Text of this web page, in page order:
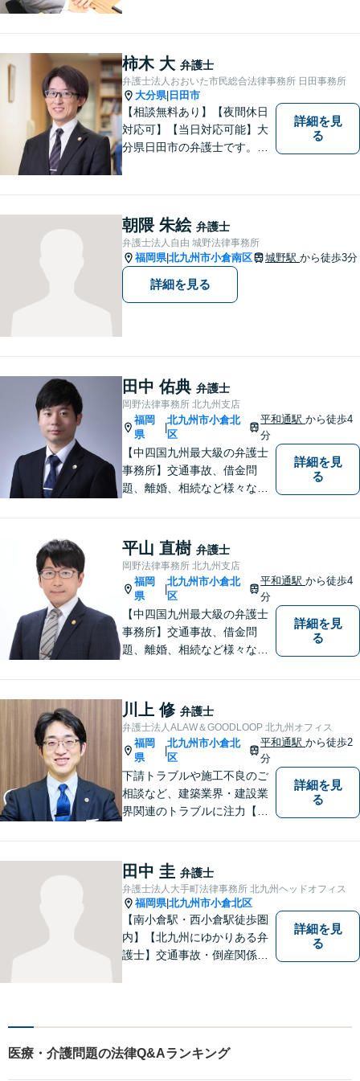
さまが前向きに人生を歩んで
いけるよう、全力でサポート
します。お気軽にご相談くだ
さい【休日面談可】【完全個
室】
柿木 大 弁護士
弁護士法人おおいた市民総合法律事務所 日田事務所
大分県| 日田市
【相談無料あり】【夜間休日
対応可】【当日対応可能】大
分県日田市の弁護士です。離
ください。
詳細を見
る
朝隈 朱絵 弁護士
弁護士法人自由 城野法律事務所
福岡県|北九州市小倉南区 城野駅 から徒歩3分
詳細を見る
田中 佑典 弁護士
岡野法律事務所 北九州支店
福岡
県
|
北九州市小倉北
区
平和通駅から徒歩4
分
【中四国九州最大級の弁護士
事務所】交通事故、借金問
題、離婚、相続など様々な問
料」の相談を行っています！
まずはお気軽にご相談くださ
い！
詳細を見
る
平山 直樹 弁護士
岡野法律事務所 北九州支店
福岡
県
|
北九州市小倉北
区
平和通駅から徒歩4
分
【中四国九州最大級の弁護士
事務所】交通事故、借金問
題、離婚、相続など様々な問
料」の相談を行っています！
まずはお気軽にご相談くださ
い！
詳細を見
る
川上 修 弁護士
弁護士法人ALAW＆GOODLOOP 北九州オフィス
福岡
県
|
北九州市小倉北
区
平和通駅から徒歩2
分
下請トラブルや施工不良のご
相談など、建築業界・建設業
界関連のトラブルに注力【企
祥事対応、顧問契約など企業
のご相談はお任せください
【夜間・休日対応可】M&A、
株式発行も対応【小倉駅3分】
詳細を見
る
田中 圭 弁護士
弁護士法人大手町法律事務所 北九州ヘッドオフィス
福岡県|北九州市小倉北区
【南小倉駅・西小倉駅徒歩圏
内】【北九州にゆかりある弁
護士】交通事故・倒産関係・
本質把握から解決に至るまで
建士資格あり】
詳細を見
る
医療・介護問題の法律Q&Aランキング